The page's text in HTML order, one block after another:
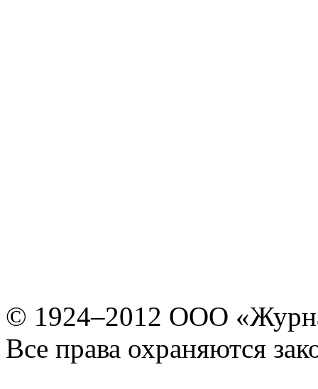
© 1924–2012 ООО
Все права охраняются